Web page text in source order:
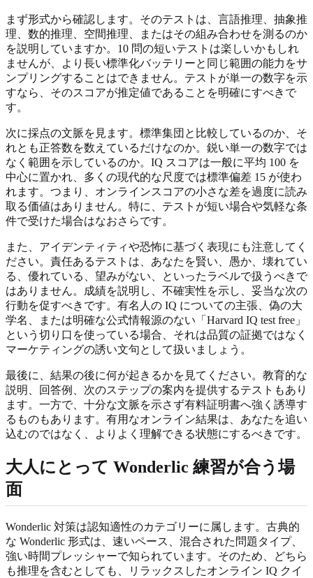
まず形式から確認します。そのテストは、言語推理、抽象推
理、数的推理、空間推理、またはその組み合わせを測るのか
を説明していますか。10 問の短いテストは楽しいかもしれ
ませんが、より長い標準化バッテリーと同じ範囲の能力をサ
ンプリングすることはできません。テストが単一の数字を示
すなら、そのスコアが推定値であることを明確にすべきで
す。
次に採点の文脈を見ます。標準集団と比較しているのか、そ
れとも正答数を数えているだけなのか。鋭い単一の数字では
なく範囲を示しているのか。IQ スコアは一般に平均 100 を
中心に置かれ、多くの現代的な尺度では標準偏差 15 が使わ
れます。つまり、オンラインスコアの小さな差を過度に読み
取る価値はありません。特に、テストが短い場合や気軽な条
件で受けた場合はなおさらです。
また、アイデンティティや恐怖に基づく表現にも注意してく
ださい。責任あるテストは、あなたを賢い、愚か、壊れてい
る、優れている、望みがない、といったラベルで扱うべきで
はありません。成績を説明し、不確実性を示し、妥当な次の
行動を促すべきです。有名人の IQ についての主張、偽の大
学名、または明確な公式情報源のない「Harvard IQ test free」
という切り口を使っている場合、それは品質の証拠ではなく
マーケティングの誘い文句として扱いましょう。
最後に、結果の後に何が起きるかを見てください。教育的な
説明、回答例、次のステップの案内を提供するテストもあり
ます。一方で、十分な文脈を示さず有料証明書へ強く誘導す
るものもあります。有用なオンライン結果は、あなたを追い
込むのではなく、よりよく理解できる状態にするべきです。
大人にとって Wonderlic 練習が合う場
面
Wonderlic 対策は認知適性のカテゴリーに属します。古典的
な Wonderlic 形式は、速いペース、混合された問題タイプ、
強い時間プレッシャーで知られています。そのため、どちら
も推理を含むとしても、リラックスしたオンライン IQ クイ